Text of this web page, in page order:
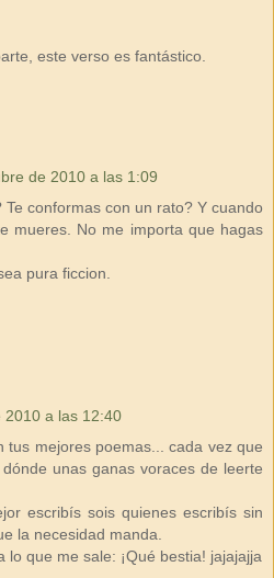
este verso es fantástico.
de 2010 a las 1:09
Te conformas con un rato? Y cuando
mueres. No me importa que hagas
pura ficcion.
2010 a las 12:40
tus mejores poemas... cada vez que
unas ganas voraces de leerte
escribís sois quienes escribís sin
la necesidad manda.
lo que me sale: ¡Qué bestia! jajajajja